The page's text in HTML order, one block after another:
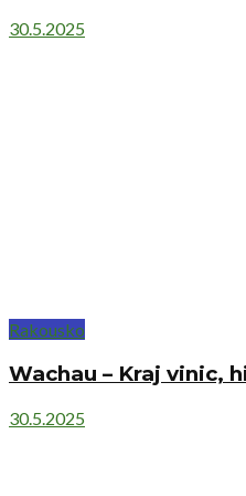
30.5.2025
Rakousko
Wachau – Kraj vinic,
30.5.2025